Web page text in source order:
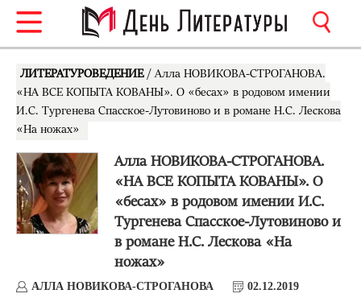
ЛИТЕРАТУРОВЕДЕНИЕ / Алла НОВИКОВА-СТРОГАНОВА.
«НА ВСЕ КОПЫТА КОВАНЫ». О «бесах» в родовом имении
И.С. Тургенева Спасское-Лутовиново и в романе Н.С. Лескова
«На ножах»
Алла НОВИКОВА-СТРОГАНОВА.
«НА ВСЕ КОПЫТА КОВАНЫ». О
«бесах» в родовом имении И.С.
Тургенева Спасское-Лутовиново и
в романе Н.С. Лескова «На
ножах»
АЛЛА НОВИКОВА-СТРОГАНОВА
02.12.2019